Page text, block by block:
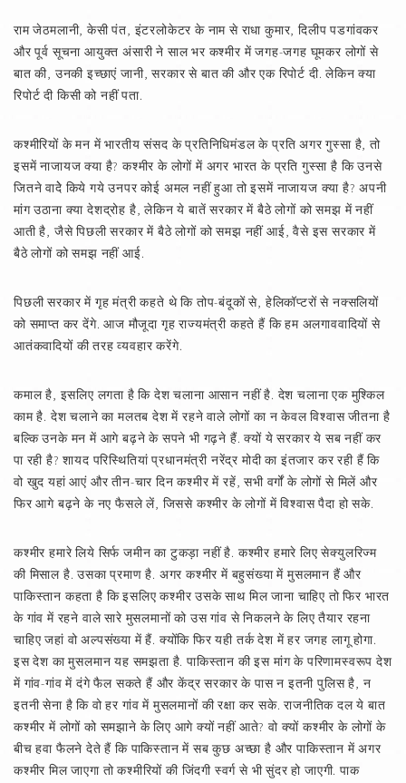
राम जेठमलानी, केसी पंत, इंटरलोकेटर के नाम से राधा कुमार, दिलीप पडगांवकर
और पूर्व सूचना आयुक्त अंसारी ने साल भर कश्मीर में जगह-जगह घूमकर लोगों से
बात की, उनकी इच्छाएं जानी, सरकार से बात की और एक रिपोर्ट दी. लेकिन क्या
रिपोर्ट दी किसी को नहीं पता.
कश्मीरियों के मन में भारतीय संसद के प्रतिनिधिमंडल के प्रति अगर गुस्सा है, तो
इसमें नाजायज क्या है? कश्मीर के लोगों में अगर भारत के प्रति गुस्सा है कि उनसे
जितने वादेे किये गये उनपर कोई अमल नहीं हुआ तो इसमें नाजायज क्या है? अपनी
मांग उठाना क्या देशद्रोह है, लेकिन ये बातें सरकार में बैठे लोगों को समझ में नहीं
आती है, जैसे पिछली सरकार में बैठे लोगों को समझ नहीं आई, वैसे इस सरकार में
बैठे लोगों को समझ नहीं आई.
पिछली सरकार में गृह मंत्री कहते थे कि तोप-बंदूकों से, हेलिकॉप्टरों से नक्सलियों
को समाप्त कर देंगे. आज मौजूदा गृह राज्यमंत्री कहते हैं कि हम अलगाववादियों से
आतंकवादियों की तरह व्यवहार करेंगे.
कमाल है, इसलिए लगता है कि देश चलाना आसान नहीं है. देश चलाना एक मुश्किल
काम है. देश चलाने का मलतब देश में रहने वाले लोगों का न केवल विश्‍वास जीतना है
बल्कि उनके मन में आगे बढ़ने के सपने भी गढ़ने हैं. क्यों ये सरकार ये सब नहीं कर
पा रही है? शायद परिस्थितियां प्रधानमंत्री नरेंद्र मोदी का इंतजार कर रही हैं कि
वो खुद यहां आएं और तीन-चार दिन कश्मीर में रहें, सभी वर्गों के लोगों से मिलें और
फिर आगे बढ़ने के नए फैसले लें, जिससे कश्मीर के लोगों में विश्‍वास पैदा हो सके.
कश्मीर हमारे लिये सिर्फ जमीन का टुकड़ा नहीं है. कश्मीर हमारे लिए सेक्युलरिज्म
की मिसाल है. उसका प्रमाण है. अगर कश्मीर में बहुसंख्या में मुसलमान हैं और
पाकिस्तान कहता है कि इसलिए कश्मीर उसके साथ मिल जाना चाहिए तो फिर भारत
के गांव में रहने वाले सारे मुसलमानों को उस गांव से निकलने के लिए तैयार रहना
चाहिए जहां वो अल्पसंख्या में हैं. क्योंकि फिर यही तर्क देश में हर जगह लागू होगा.
इस देश का मुसलमान यह समझता है. पाकिस्तान की इस मांग के परिणामस्वरूप देश
में गांव-गांव में दंगे फैल सकते हैं और केंद्र सरकार के पास न इतनी पुलिस है, न
इतनी सेना है कि वो हर गांव में मुसलमानों की रक्षा कर सके. राजनीतिक दल ये बात
कश्मीर में लोगों को समझाने के लिए आगे क्यों नहीं आते? वो क्यों कश्मीर के लोगों के
बीच हवा फैलने देते हैं कि पाकिस्तान में सब कुछ अच्छा है और पाकिस्तान में अगर
कश्मीर मिल जाएगा तो कश्मीरियों की जिंदगी स्वर्ग से भी सुंदर हो जाएगी. पाक